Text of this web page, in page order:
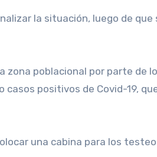
la situación, luego de
zona poblacional por parte de
positivos de Covid-19,
una cabina para los